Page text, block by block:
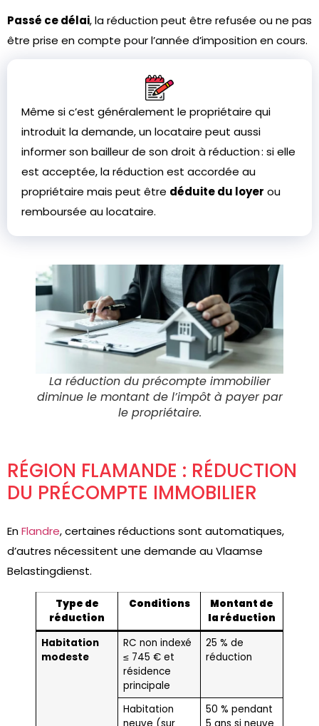
Passé ce délai, la réduction peut être refusée ou ne pas
être prise en compte pour l’année d’imposition en cours.
Même si c’est généralement le propriétaire qui
introduit la demande, un locataire peut aussi
informer son bailleur de son droit à réduction : si elle
est acceptée, la réduction est accordée au
propriétaire mais peut être déduite du loyer ou
remboursée au locataire.
La réduction du précompte immobilier
diminue le montant de l’impôt à payer par
le propriétaire.
RÉGION FLAMANDE : RÉDUCTION
DU PRÉCOMPTE IMMOBILIER
EnFlandre, certaines réductions sont automatiques,
d’autres nécessitent une demande au Vlaamse
Belastingdienst.
Type de
réduction
Conditions
Montant de
la réduction
Habitation
modeste
RC non indexé
≤ 745 € et
résidence
principale
25 % de
réduction
Habitation
50 % pendant